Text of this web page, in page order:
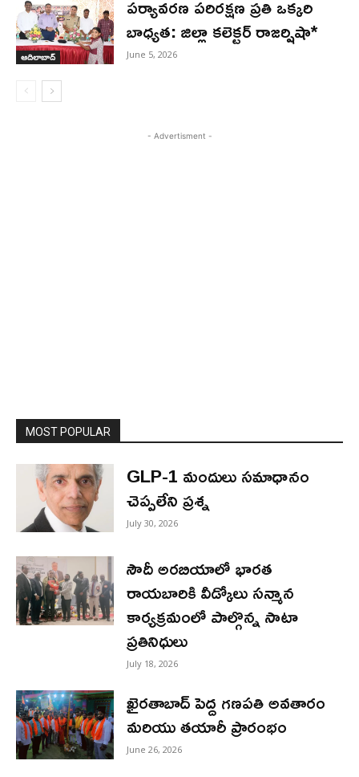
ఆదిలాబాద్
పర్యావరణ పరిరక్షణ ప్రతి ఒక్కరి
బాధ్యత: జిల్లా కలెక్టర్ రాజర్షిషా*
June 5, 2026
- Advertisment -
MOST POPULAR
GLP-1 మందులు సమాధానం
చెప్పలేని ప్రశ్న
July 30, 2026
సౌదీ అరబియాలో భారత
రాయబారికి వీడ్కోలు సన్మాన
కార్యక్రమంలో పాల్గొన్న సాటా
ప్రతినిధులు
July 18, 2026
ఖైరతాబాద్ పెద్ద గణపతి అవతారం
మరియు తయారీ ప్రారంభం
June 26, 2026